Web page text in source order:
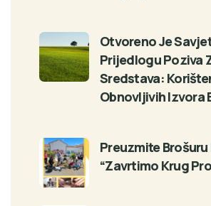
Otvoreno Je
Prijedlogu Poziva
Sredstava:
Obnovljivih Izvora
Preuzmite
“Zavrtimo Krug